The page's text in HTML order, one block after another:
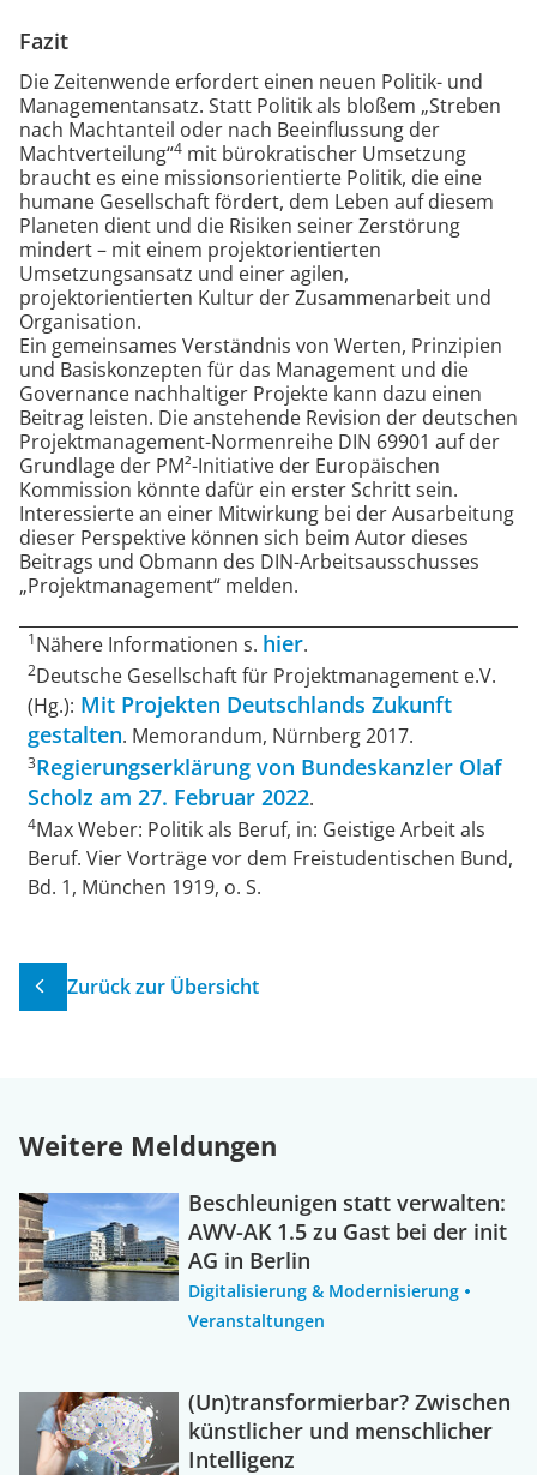
Fazit
Die Zeitenwende erfordert einen neuen Politik- und
Managementansatz. Statt Politik als bloßem „Streben
nach Machtanteil oder nach Beeinflussung der
Machtverteilung“4 mit bürokratischer Umsetzung
braucht es eine missionsorientierte Politik, die eine
humane Gesellschaft fördert, dem Leben auf diesem
Planeten dient und die Risiken seiner Zerstörung
mindert – mit einem projektorientierten
Umsetzungsansatz und einer agilen,
projektorientierten Kultur der Zusammenarbeit und
Organisation.
Ein gemeinsames Verständnis von Werten, Prinzipien
und Basiskonzepten für das Management und die
Governance nachhaltiger Projekte kann dazu einen
Beitrag leisten. Die anstehende Revision der deutschen
Projektmanagement-Normenreihe DIN 69901 auf der
Grundlage der PM²-Initiative der Europäischen
Kommission könnte dafür ein erster Schritt sein.
Interessierte an einer Mitwirkung bei der Ausarbeitung
dieser Perspektive können sich beim Autor dieses
Beitrags und Obmann des DIN-Arbeitsausschusses
„Projektmanagement“ melden.
1Nähere Informationen s. hier.
2Deutsche Gesellschaft für Projektmanagement e.V.
(Hg.): Mit Projekten Deutschlands Zukunft
gestalten. Memorandum, Nürnberg 2017.
3Regierungserklärung von Bundeskanzler Olaf
Scholz am 27. Februar 2022.
4Max Weber: Politik als Beruf, in: Geistige Arbeit als
Beruf. Vier Vorträge vor dem Freistudentischen Bund,
Bd. 1, München 1919, o. S.
Zurück zur Übersicht
Weitere Meldungen
Beschleunigen statt verwalten:
AWV-AK 1.5 zu Gast bei der init
AG in Berlin
Digitalisierung & Modernisierung
Veranstaltungen
(Un)transformierbar? Zwischen
künstlicher und menschlicher
Intelligenz